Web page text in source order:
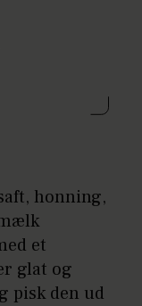
honning,
et
glat og
pisk den ud